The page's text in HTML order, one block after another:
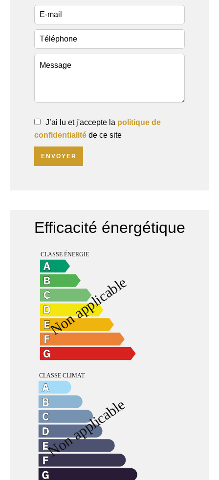
J’ai lu et j'accepte la politique de
confidentialité de ce site
ENVOYER
Efficacité énergétique